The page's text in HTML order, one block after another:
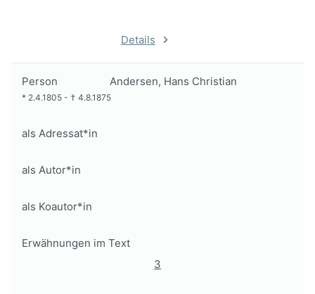
Details
Person Andersen, Hans Christian
* 2.4.1805 - † 4.8.1875
als Adressat*in
als Autor*in
als Koautor*in
Erwähnungen im Text
3